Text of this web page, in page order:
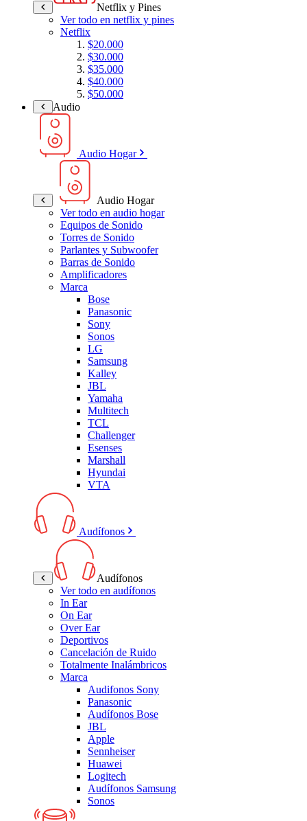
Netflix y Pines
Ver todo en netflix y pines
Netflix
$20.000
$30.000
$35.000
$40.000
$50.000
Audio
Audio Hogar
Audio Hogar
Ver todo en audio hogar
Equipos de Sonido
Torres de Sonido
Parlantes y Subwoofer
Barras de Sonido
Amplificadores
Marca
Bose
Panasonic
Sony
Sonos
LG
Samsung
Kalley
JBL
Yamaha
Multitech
TCL
Challenger
Esenses
Marshall
Hyundai
VTA
Audífonos
Audífonos
Ver todo en audífonos
In Ear
On Ear
Over Ear
Deportivos
Cancelación de Ruido
Totalmente Inalámbricos
Marca
Audifonos Sony
Panasonic
Audífonos Bose
JBL
Apple
Sennheiser
Huawei
Logitech
Audífonos Samsung
Sonos